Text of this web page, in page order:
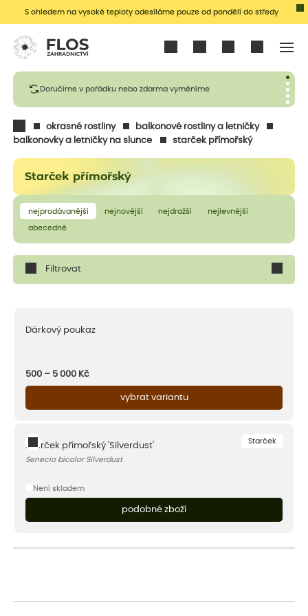
S ohledem na vysoké teploty odesíláme pouze od pondělí do středy
Doručíme v pořádku nebo zdarma vyměníme
okrasné rostliny
balkonové rostliny a letničky
balkonovky a letničky na slunce
starček přímořský
Starček přímořský
nejprodávanější nejnovější nejdražší nejlevnější
abecedně
Filtrovat
Dárkový poukaz
500 – 5 000 Kč
vybrat variantu
Starček
Starček přímořský 'Silverdust'
Senecio bicolor Silverdust
Není skladem
podobné zboží